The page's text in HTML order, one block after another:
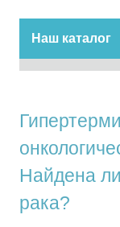
Наш каталог
Найдена
рака?